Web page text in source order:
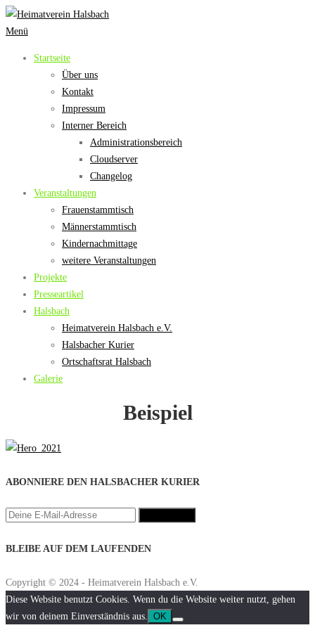
Zum
Inhalt
Menü
Startseite
Über uns
Kontakt
Impressum
Interner Bereich
Administrationsbereich
Cloudserver
Changelog
Veranstaltungen
Frauenstammtisch
Männerstammtisch
Kindernachmittage
weitere Veranstaltungen
Projekte
Presseartikel
Halsbach
Heimatverein Halsbach e.V.
Halsbacher Kurier
Ortschaftsrat Halsbach
Galerie
Beispiel
ABONNIERE DEN HALSBACHER KURIER
BLEIBE AUF DEM LAUFENDEN
Copyright © 2024 - Heimatverein Halsbach e.V.
Diese Website benutzt Cookies. Wenn du die Website weiter nutzt, gehen
wir von deinem Einverständnis aus.
OK